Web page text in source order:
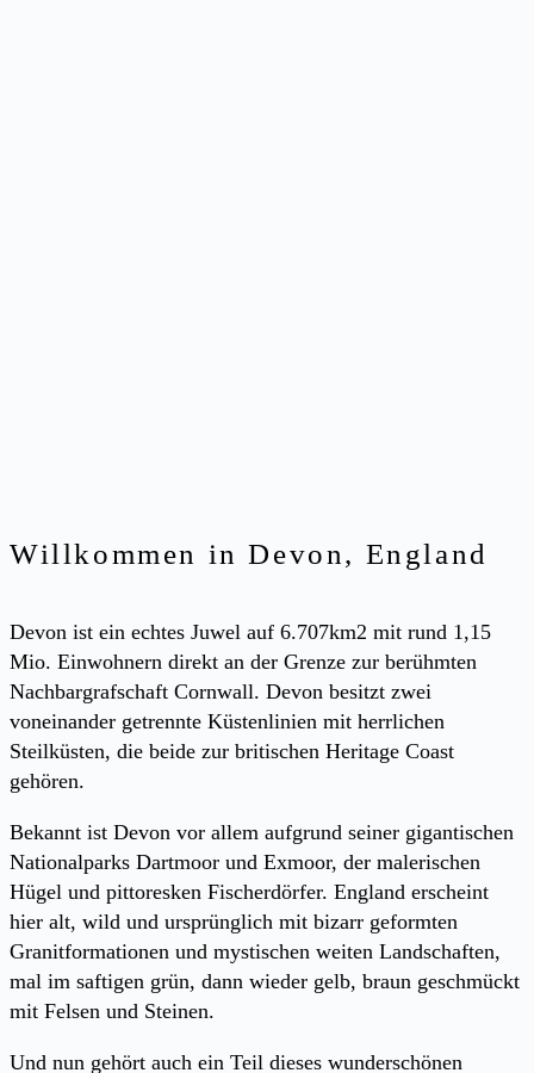
Willkommen in Devon, England
Devon ist ein echtes Juwel auf 6.707km2 mit rund 1,15
Mio. Einwohnern direkt an der Grenze zur berühmten
Nachbargrafschaft Cornwall. Devon besitzt zwei
voneinander getrennte Küstenlinien mit herrlichen
Steilküsten, die beide zur britischen Heritage Coast
gehören.
Bekannt ist Devon vor allem aufgrund seiner gigantischen
Nationalparks Dartmoor und Exmoor, der malerischen
Hügel und pittoresken Fischerdörfer. England erscheint
hier alt, wild und ursprünglich mit bizarr geformten
Granitformationen und mystischen weiten Landschaften,
mal im saftigen grün, dann wieder gelb, braun geschmückt
mit Felsen und Steinen.
Und nun gehört auch ein Teil dieses wunderschönen